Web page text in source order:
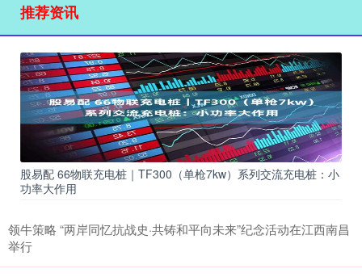
推荐资讯
股易配 66物联充电桩｜TF300（单枪7kw）系列交流充电桩：小
功率大作用
领牛策略 “两岸同忆抗战史·共铸和平向未来”纪念活动在江西南昌
举行